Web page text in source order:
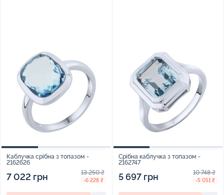
Каблучка срібна з топазом -
2162626
7 022 грн 13 250 ₴
-6 228 ₴
Срібна каблучка з топазом -
2162747
5 697 грн 10 748 ₴
-5 051 ₴